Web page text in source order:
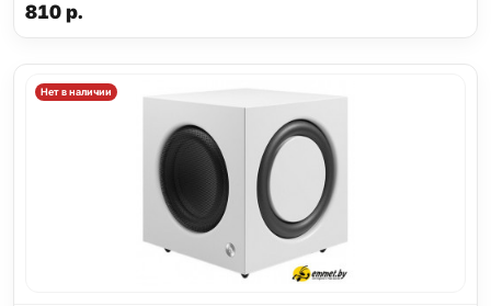
810р.
Нет в наличии